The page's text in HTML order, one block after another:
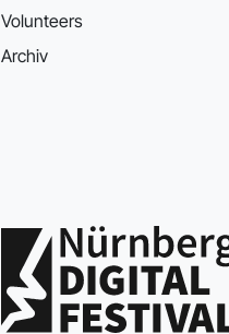
Volunteers
Archiv